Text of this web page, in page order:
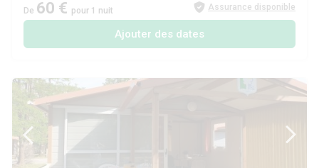
De 60 € pour 1 nuit Assurance disponible
Ajouter des dates